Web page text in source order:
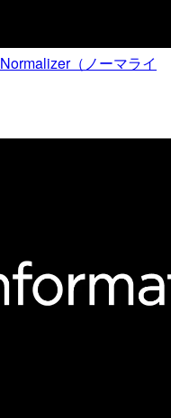
（ノーマライ